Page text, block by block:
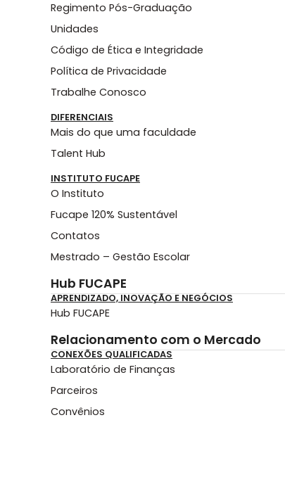
Regimento Pós-Graduação
Unidades
Código de Ética e Integridade
Política de Privacidade
Trabalhe Conosco
DIFERENCIAIS
Mais do que uma faculdade
Talent Hub
INSTITUTO FUCAPE
O Instituto
Fucape 120% Sustentável
Contatos
Mestrado – Gestão Escolar
Hub FUCAPE
APRENDIZADO, INOVAÇÃO E NEGÓCIOS
Hub FUCAPE
Relacionamento com o Mercado
CONEXÕES QUALIFICADAS
Laboratório de Finanças
Parceiros
Convênios